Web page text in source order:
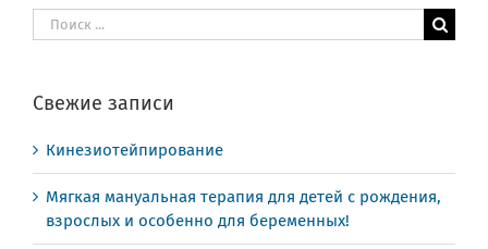
Результат
поиска:
Свежие записи
Кинезиотейпирование
Мягкая мануальная терапия для детей с рождения,
взрослых и особенно для беременных!